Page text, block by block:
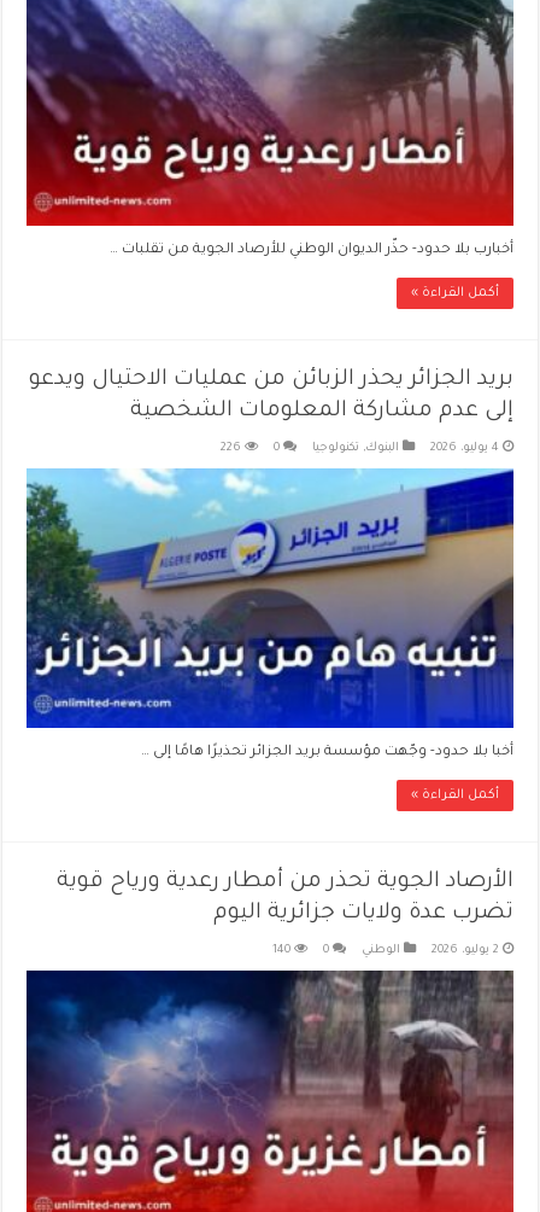
أخبارب بلا حدود- حذّر الديوان الوطني للأرصاد الجوية من تقلبات …
أكمل القراءة »
بريد الجزائر يحذر الزبائن من عمليات الاحتيال ويدعو
إلى عدم مشاركة المعلومات الشخصية
4 يوليو، 2026 البنوك, تكنولوجيا 0
226
أخبا بلا حدود- وجّهت مؤسسة بريد الجزائر تحذيرًا هامًا إلى …
أكمل القراءة »
الأرصاد الجوية تحذر من أمطار رعدية ورياح قوية
تضرب عدة ولايات جزائرية اليوم
2 يوليو، 2026 الوطني 0
140